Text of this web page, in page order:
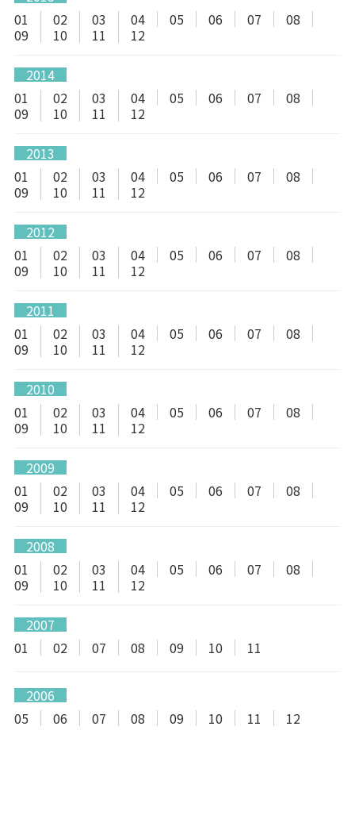
01
02 03 04 05 06 07
08
09
10 11 12
2014
01
02 03 04 05 06 07
08
09
10 11 12
2013
01
02 03 04 05 06 07
08
09
10 11 12
2012
01
02 03 04 05 06 07
08
09
10 11 12
2011
01
02 03 04 05 06 07
08
09
10 11 12
2010
01
02 03 04 05 06 07
08
09
10 11 12
2009
01
02 03 04 05 06 07
08
09
10 11 12
2008
01
02 03 04 05 06 07
08
09
10 11 12
2007
01
02 07 08 09 10 11
2006
05
06 07 08 09 10 11 12